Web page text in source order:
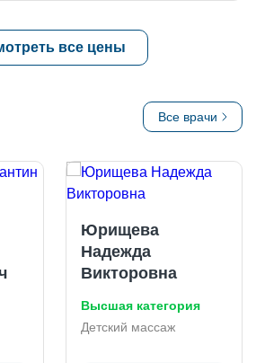
все цены
Все врачи
Юрищева
Надежда
Викторовна
Высшая категория
Детский массаж